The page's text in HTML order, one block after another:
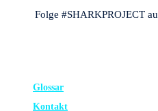
Folge #SHARKPROJECT
Glossar
Kontakt